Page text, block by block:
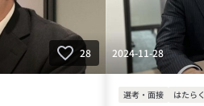
28 2024-11-28
選考・面接 はたら